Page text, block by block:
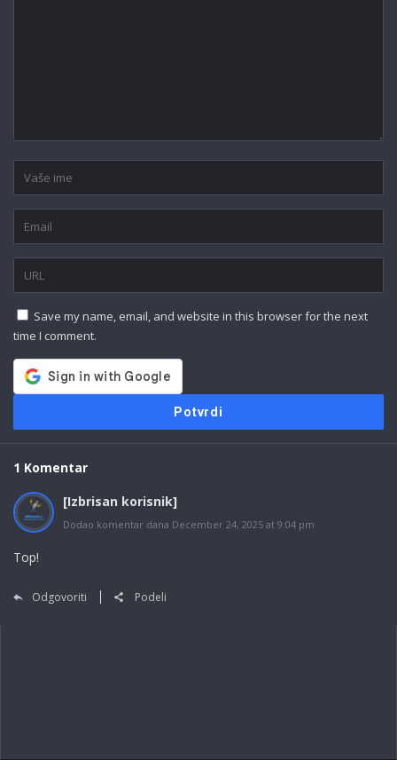
Save my name, email, and website in this browser for the next
time I comment.
1 Komentar
[Izbrisan korisnik]
Dodao komentar dana December 24, 2025 at 9:04 pm
Top!
Odgovoriti Podeli